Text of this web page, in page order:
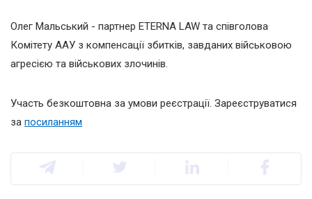
Олег Мальський - партнер ETERNA LAW та співголова
Комітету ААУ з компенсації збитків, завданих військовою
агресією та військових злочинів.
Участь безкоштовна за умови реєстрації. Зареєструватися
за посиланням